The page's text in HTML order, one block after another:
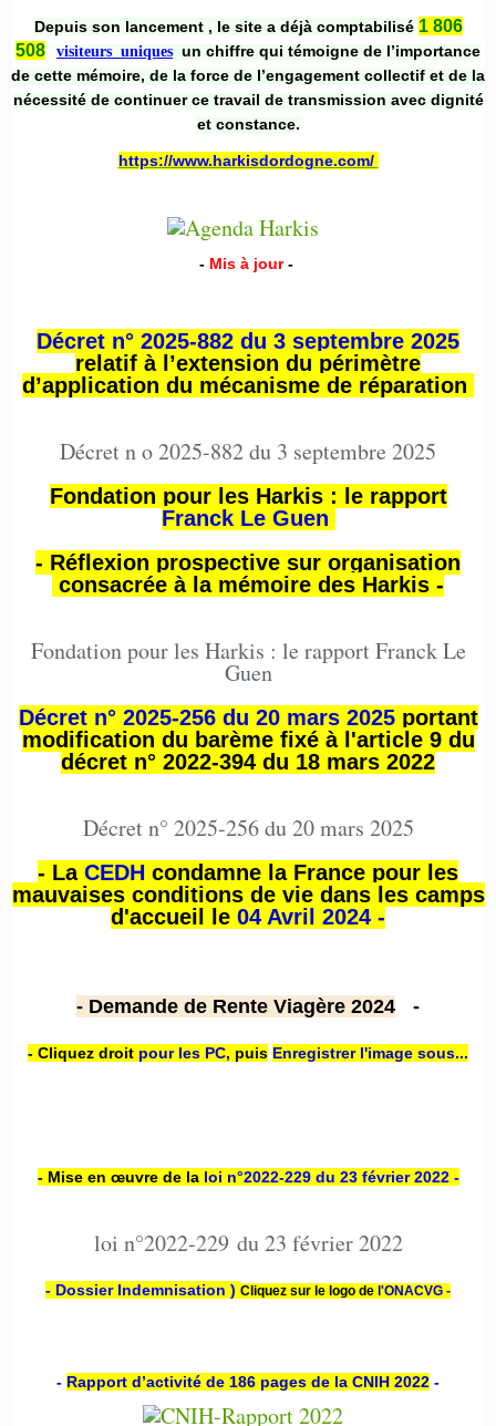
Depuis son lancement , le site a déjà comptabilisé 1 806
508
visiteurs uniques un chiffre qui témoigne de l’importance
de cette mémoire, de la force de l’engagement collectif et de la
nécessité de continuer ce travail de transmission avec dignité
et constance.
https://www.harkisdordogne.com/
- Mis à jour -
Décret n° 2025-882 du 3 septembre 2025
relatif à l’extension du périmètre
d’application du mécanisme de réparation
Décret n o 2025-882 du 3 septembre 2025
Fondation pour les Harkis : le rapport
Franck Le Guen
- Réflexion prospective sur organisation
consacrée à la mémoire des Harkis -
Fondation pour les Harkis : le rapport Franck Le
Guen
Décret n° 2025-256 du 20 mars 2025portant
modification du barème fixé à l'article 9 du
décret n° 2022-394 du 18 mars 2022
Décret n° 2025-256 du 20 mars 2025
- La CEDH condamne la France pour les
mauvaises conditions de vie dans les camps
d'accueil le 04 Avril 2024 -
- Demande de Rente Viagère 2024 -
- Cliquez droit pour les PC, puis Enregistrer l'image sous...
- Mise en œuvre de la loi n°2022-229 du 23 février 2022 -
loi n°2022-229 du 23 février 2022
- Dossier Indemnisation ) Cliquez sur le logo de l'ONACVG -
- Rapport d’activité de 186 pages de la CNIH 2022 -